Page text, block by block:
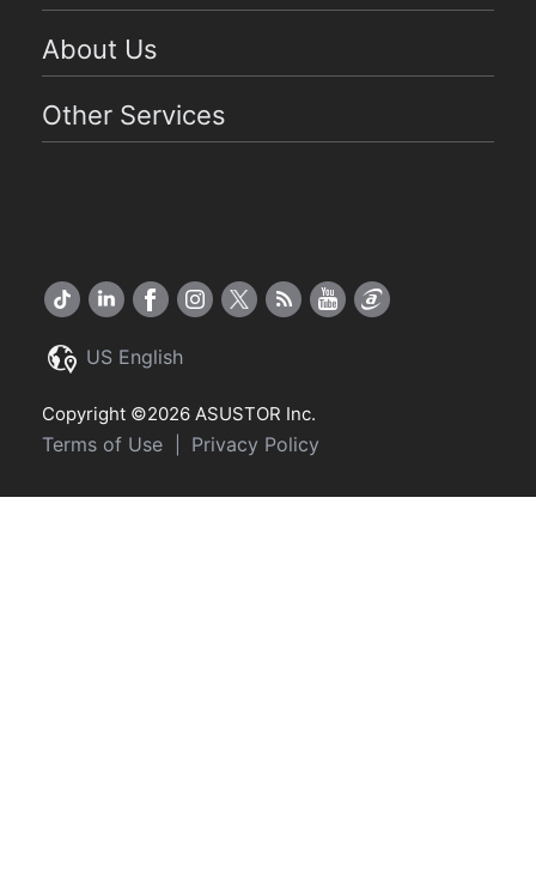
About Us
Other Services
US English
Copyright ©2026 ASUSTOR Inc.
Terms of Use Privacy Policy